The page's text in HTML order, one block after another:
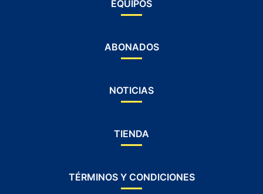
EQUIPOS
ABONADOS
NOTICIAS
TIENDA
TÉRMINOS Y CONDICIONES